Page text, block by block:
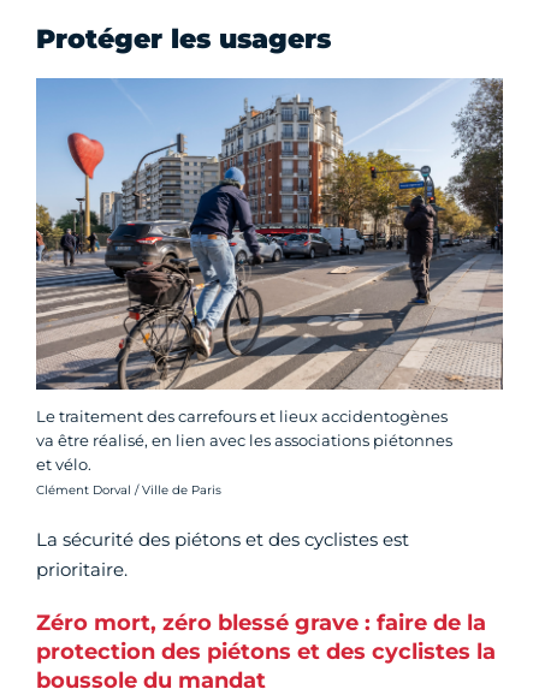
Protéger les usagers
Le traitement des carrefours et lieux accidentogènes
va être réalisé, en lien avec les associations piétonnes
et vélo.
Crédit photo :
Clément Dorval / Ville de Paris
La sécurité des piétons et des cyclistes est
prioritaire.
Zéro mort, zéro blessé grave : faire de la
protection des piétons et des cyclistes la
boussole du mandat